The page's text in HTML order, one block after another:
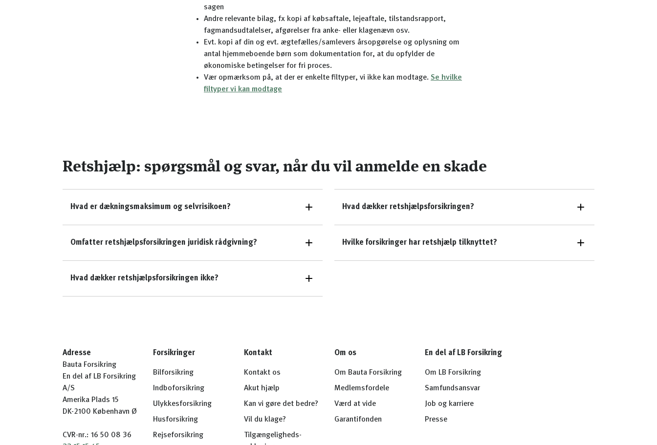
sagen
Andre relevante bilag, fx kopi af købsaftale, lejeaftale, tilstandsrapport,
fagmandsudtalelser, afgørelser fra anke- eller klagenævn osv.
Evt. kopi af din og evt. ægtefælles/samlevers årsopgørelse og oplysning om
antal hjemmeboende børn som dokumentation for, at du opfylder de
økonomiske betingelser for fri proces.
Vær opmærksom på, at der er enkelte filtyper, vi ikke kan modtage. Se hvilke
filtyper vi kan modtage
Retshjælp: spørgsmål og svar, når du vil anmelde en skade
Hvad er dækningsmaksimum og selvrisikoen?
Omfatter retshjælpsforsikringen juridisk rådgivning?
Hvad dækker retshjælpsforsikringen ikke?
Hvad dækker retshjælpsforsikringen?
Hvilke forsikringer har retshjælp tilknyttet?
Adresse
Bauta Forsikring
En del af LB Forsikring
A/S
Amerika Plads 15
DK-2100 København Ø
CVR-nr.: 16 50 08 36
Forsikringer
Bilforsikring
Indboforsikring
Ulykkesforsikring
Husforsikring
Rejseforsikring
Kontakt
Kontakt os
Akut hjælp
Kan vi gøre det bedre?
Vil du klage?
Tilgængeligheds-
Om os
Om Bauta Forsikring
Medlemsfordele
Værd at vide
Garantifonden
En del af LB Forsikring
Om LB Forsikring
Samfundsansvar
Job og karriere
Presse